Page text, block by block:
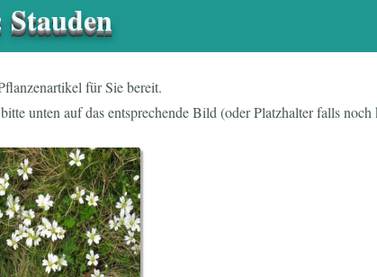
für Sie bereit.
unten auf das entsprechende Bild (oder Platzhalter falls